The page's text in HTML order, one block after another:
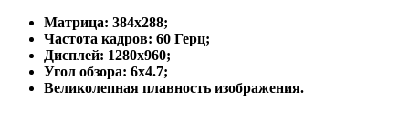
Матрица: 384х288;
Частота кадров: 60 Герц;
Дисплей: 1280х960;
Угол обзора: 6х4.7;
Великолепная плавность изображения.